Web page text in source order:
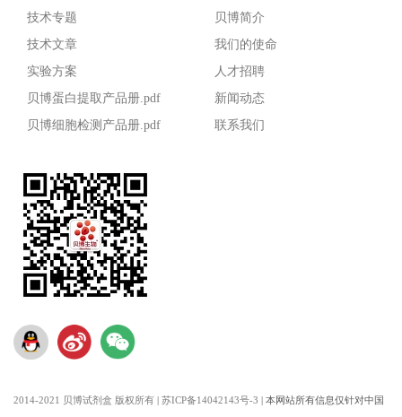
技术专题
技术文章
实验方案
贝博蛋白提取产品册.pdf
贝博细胞检测产品册.pdf
贝博简介
我们的使命
人才招聘
新闻动态
联系我们
2014-2021 贝博试剂盒 版权所有 苏ICP备14042143号-3 本网站所有信息仅针对中国